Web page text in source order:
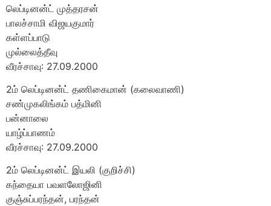
லெப்டினன்ட் முத்தரசன்
பாலச்சாமி விஜயகுமார்
கள்ளப்பாடு
முல்லைத்தீவு
வீரச்சாவு: 27.09.2000
2ம் லெப்டினன்ட் தணிகைமான் (கலைவாணி)
சண்முகலிங்கம் பத்மினி
பன்னாலை
யாழ்ப்பாணம்
வீரச்சாவு: 27.09.2000
2ம் லெப்டினன்ட் இயலி (குறிச்சி)
கந்தையா பவளலோஜினி
குஞ்சுப்பரந்தன், பரந்தன்